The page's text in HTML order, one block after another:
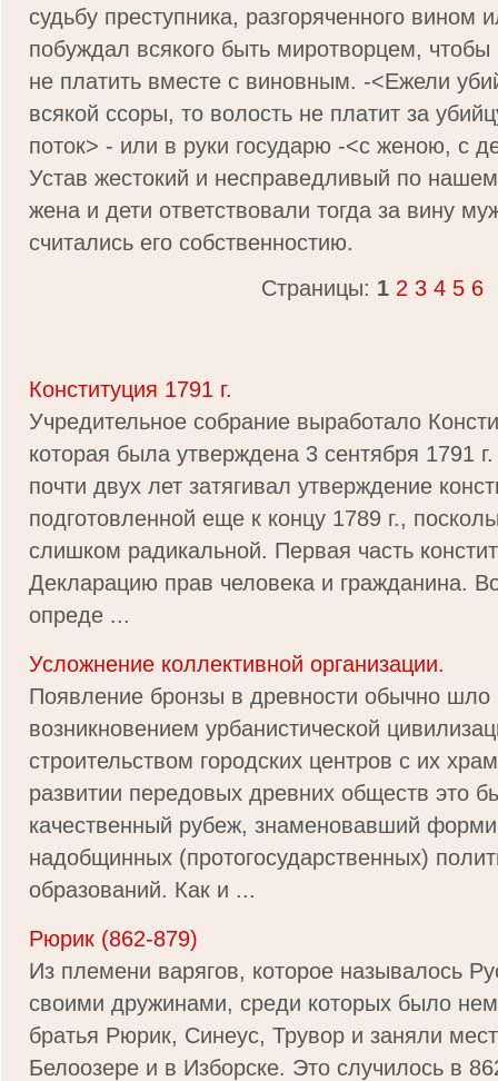
судьбу преступника, разгоряченного вином
побуждал всякого быть миротворцем, чтобы
не платить вместе с виновным. -<Ежели
всякой ссоры, то волость не платит за
поток> - или в руки государю -<с женою, с
Устав жестокий и несправедливый по
жена и дети ответствовали тогда за вину
считались его собственностию.
Страницы: 1 2 3 4 5 6
Конституция 1791 г.
Учредительное собрание выработало
которая была утверждена 3 сентября 1791
почти двух лет затягивал утверждение
подготовленной еще к концу 1789 г.,
слишком радикальной. Первая часть
Декларацию прав человека и гражданина.
опреде ...
Усложнение коллективной организации.
Появление бронзы в древности обычно шло
возникновением урбанистической
строительством городских центров с их
развитии передовых древних обществ это
качественный рубеж, знаменовавший
надобщинных (протогосударственных)
образований. Как и ...
Рюрик (862-879)
Из племени варягов, которое называлось
своими дружинами, среди которых было
братья Рюрик, Синеус, Трувор и заняли
Белоозере и в Изборске. Это случилось в